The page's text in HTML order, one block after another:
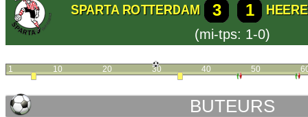
SPARTA ROTTERDAM 3 1
(mi-tps: 1-0)
1 10 20 30 40 50
BUTEURS